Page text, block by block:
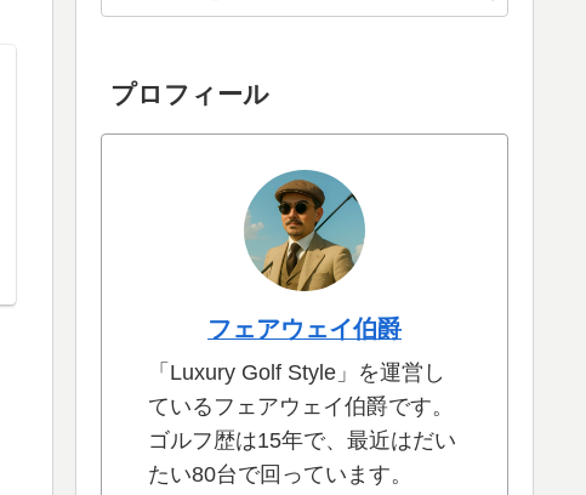
プロフィール
フェアウェイ伯爵
「Luxury Golf Style」を運営し
ているフェアウェイ伯爵です。
ゴルフ歴は15年で、最近はだい
たい80台で回っています。